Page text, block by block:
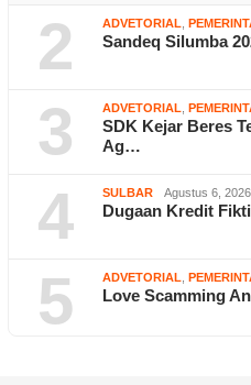
2 ADVETORIAL
Sandeq Silumba
3 ADVETORIAL
SDK Kejar Beres
Ag…
4 SULBAR Agustus 6, 2026
Dugaan Kredit
5 ADVETORIAL
Love Scamming